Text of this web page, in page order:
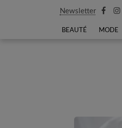
Newsletter
BEAUTÉ MODE